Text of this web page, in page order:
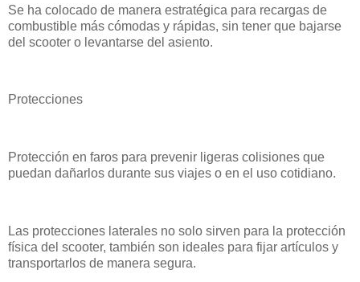
Se ha colocado de manera estratégica para recargas de
combustible más cómodas y rápidas, sin tener que bajarse
del scooter o levantarse del asiento.
Protecciones
Protección en faros para prevenir ligeras colisiones que
puedan dañarlos durante sus viajes o en el uso cotidiano.
Las protecciones laterales no solo sirven para la protección
física del scooter, también son ideales para fijar artículos y
transportarlos de manera segura.